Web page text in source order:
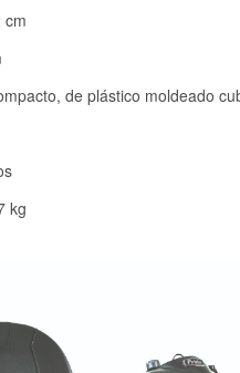
cm
de plástico moldeado
kg